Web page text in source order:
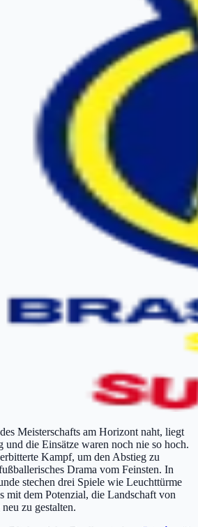
Meisterschafts am Horizont naht, liegt
die Einsätze waren noch nie so hoch.
Kampf, um den Abstieg zu
Drama vom Feinsten. In
stechen drei Spiele wie Leuchttürme
mit dem Potenzial, die Landschaft von
zu gestalten.